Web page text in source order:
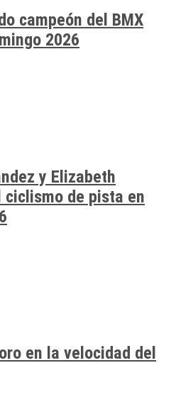
campeón del BMX
2026
y Elizabeth
ciclismo de pista en
en la velocidad del